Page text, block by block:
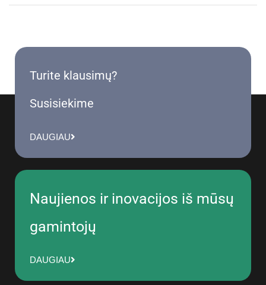
Turite klausimų?
Susisiekime
DAUGIAU
Naujienos ir inovacijos iš mūsų
gamintojų
DAUGIAU